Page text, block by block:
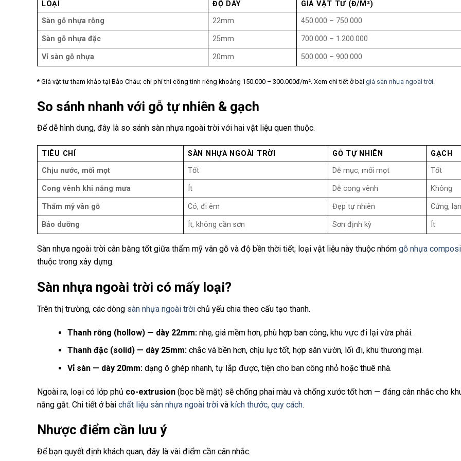
LOẠI ĐỘ DÀY
GIÁ VẬT TƯ (Đ/M²)
Sàn gỗ nhựa rỗng
22mm 450.000 – 750.000
Sàn gỗ nhựa đặc 25mm 700.000 – 1.200.000
Vỉ sàn gỗ nhựa 20mm 500.000 – 900.000
* Giá vật tư tham khảo tại Bảo Châu; chi phí thi công tính riêng khoảng 150.000 – 300.000đ/m². Xem chi tiết ở bài giá sàn nhựa ngoài trời
So sánh nhanh với gỗ tự nhiên & gạch
Để dễ hình dung, đây là so sánh sàn nhựa ngoài trời với hai vật liệu quen thuộc.
TIÊU CHÍ SÀN NHỰA NGOÀI TRỜI GỖ TỰ NHIÊN
GẠCH
Chịu nước, mối mọt
Tốt Dễ mục, mối mọt Tốt
Cong vênh khi nắng mưa Ít Dễ cong vênh Không
Thẩm mỹ vân gỗ Có, đi êm Đẹp tự nhiên Cứng,
Bảo dưỡng Ít, không cần sơn Sơn định kỳ Ít
Sàn nhựa ngoài trời cân bằng tốt giữa thẩm mỹ vân gỗ và độ bền thời tiết; loại vật liệu này thuộc nhóm gỗ nhựa
thuộc trong xây dựng.
Sàn nhựa ngoài trời có mấy loại?
Trên thị trường, các dòng sàn nhựa ngoài trời chủ yếu chia theo cấu tạo thanh.
Thanh rỗng (hollow) — dày 22mm:nhẹ, giá mềm hơn, phù hợp ban công, khu vực đi lại vừa phải.
Thanh đặc (solid) — dày 25mm:chắc và bền hơn, chịu lực tốt, hợp sân vườn, lối đi, khu thương mại.
Vỉ sàn — dày 20mm:dạng ô ghép nhanh, tự lắp được, tiện cho ban công nhỏ hoặc thuê nhà.
Ngoài ra, loại có lớp phủ co-extrusion (bọc bề mặt) sẽ chống phai màu và chống xước tốt hơn — đáng cân nhắc cho
nắng gắt. Chi tiết ở bài chất liệu sàn nhựa ngoài trời và kích thước, quy cách.
Nhược điểm cần lưu ý
Để bạn quyết định khách quan, đây là vài điểm cần cân nhắc.